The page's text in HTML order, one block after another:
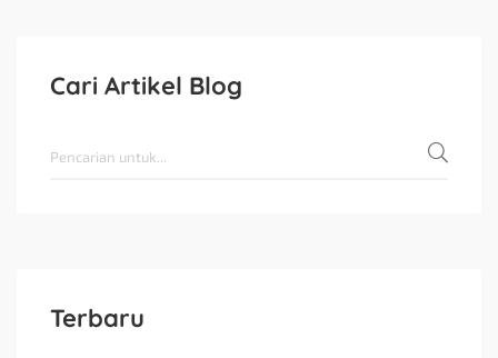
Cari Artikel Blog
Terbaru